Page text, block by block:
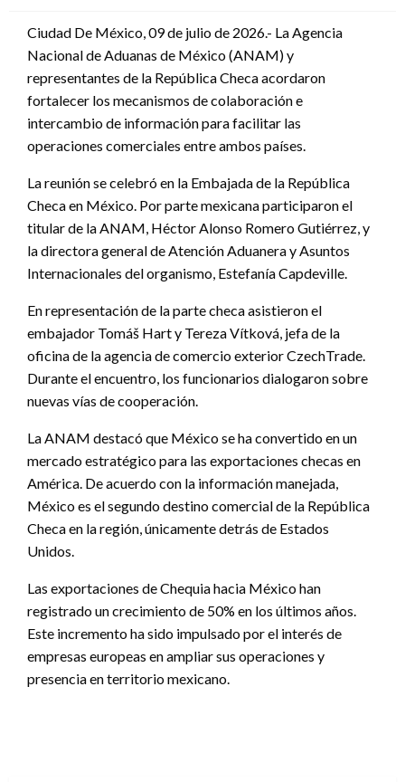
Ciudad De México, 09 de julio de 2026.- La Agencia
Nacional de Aduanas de México (ANAM) y
representantes de la República Checa acordaron
fortalecer los mecanismos de colaboración e
intercambio de información para facilitar las
operaciones comerciales entre ambos países.
La reunión se celebró en la Embajada de la República
Checa en México. Por parte mexicana participaron el
titular de la ANAM, Héctor Alonso Romero Gutiérrez, y
la directora general de Atención Aduanera y Asuntos
Internacionales del organismo, Estefanía Capdeville.
En representación de la parte checa asistieron el
embajador Tomáš Hart y Tereza Vítková, jefa de la
oficina de la agencia de comercio exterior CzechTrade.
Durante el encuentro, los funcionarios dialogaron sobre
nuevas vías de cooperación.
La ANAM destacó que México se ha convertido en un
mercado estratégico para las exportaciones checas en
América. De acuerdo con la información manejada,
México es el segundo destino comercial de la República
Checa en la región, únicamente detrás de Estados
Unidos.
Las exportaciones de Chequia hacia México han
registrado un crecimiento de 50% en los últimos años.
Este incremento ha sido impulsado por el interés de
empresas europeas en ampliar sus operaciones y
presencia en territorio mexicano.